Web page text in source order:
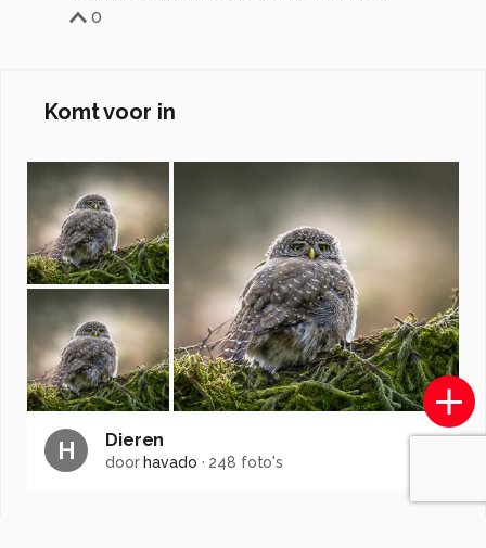
0
Komt voor in
H Dieren
door havado · 248 foto's